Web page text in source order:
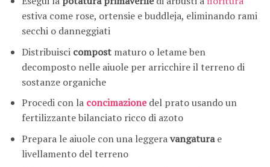
estiva come rose, ortensie e buddleja, eliminando rami
secchi o danneggiati
Distribuisci compostmaturo o letame ben
decomposto nelle aiuole per arricchire il terreno di
sostanze organiche
Procedi con la concimazionedel prato usando un
fertilizzante bilanciato ricco di azoto
Prepara le aiuole con una leggeravangaturae
livellamento del terreno